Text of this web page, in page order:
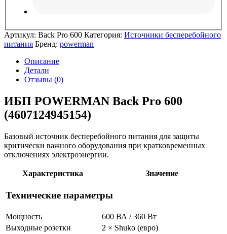
Артикул: Back Pro 600 Категория: Источники бесперебойного
питания Бренд: powerman
Описание
Детали
Отзывы (0)
ИБП POWERMAN Back Pro 600
(4607124945154)
Базовый источник бесперебойного питания для защиты
критически важного оборудования при кратковременных
отключениях электроэнергии.
Характеристика Значение
Технические параметры
Мощность
600 ВА / 360 Вт
Выходные розетки
2 × Shuko (евро)